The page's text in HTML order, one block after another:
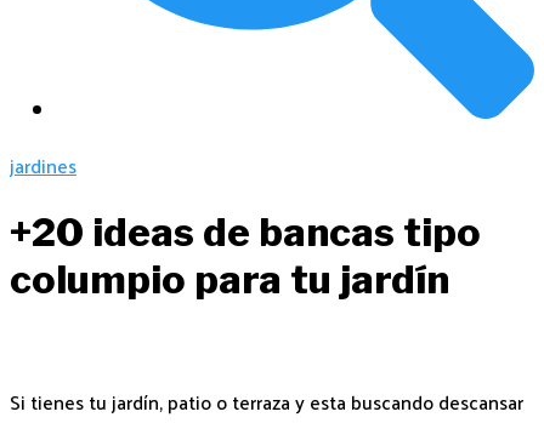
jardines
+20 ideas de bancas tipo
columpio para tu jardín
Si tienes tu jardín, patio o terraza y esta buscando descansar